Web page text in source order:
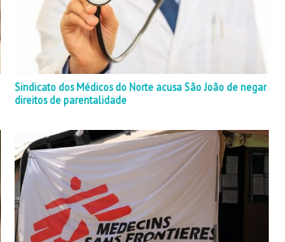
Sindicato dos Médicos do Norte acusa São João de negar
direitos de parentalidade